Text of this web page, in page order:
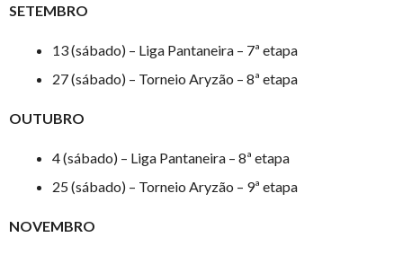
SETEMBRO
13 (sábado) – Liga Pantaneira – 7ª etapa
27 (sábado) – Torneio Aryzão – 8ª etapa
OUTUBRO
4 (sábado) – Liga Pantaneira – 8ª etapa
25 (sábado) – Torneio Aryzão – 9ª etapa
NOVEMBRO